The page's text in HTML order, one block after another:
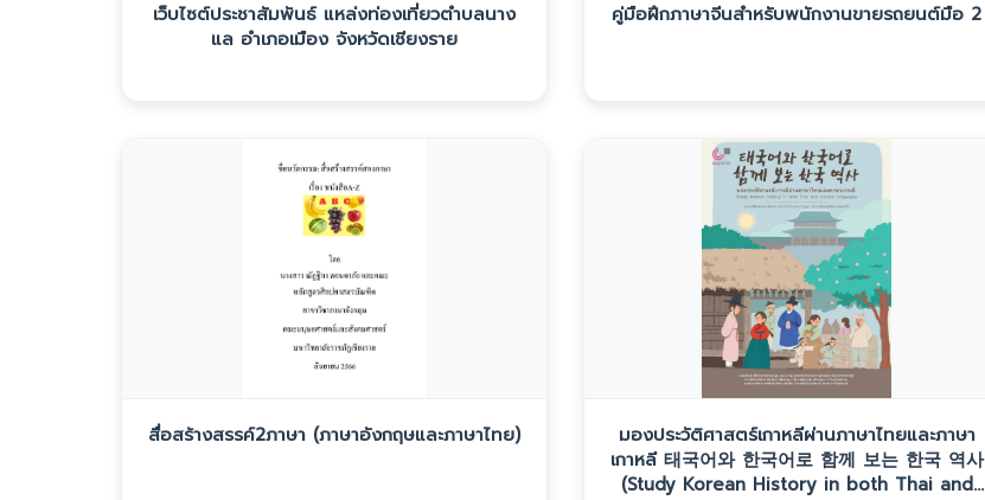
เว็บไซต์ประชาสัมพันธ์ แหล่งท่องเที่ยวตำบลนาง
แล อำเภอเมือง จังหวัดเชียงราย
คู่มือฝึกภาษาจีนสำหรับพนักงานขายรถยนต์มือ 2
สื่อสร้างสรรค์2ภาษา (ภาษาอังกฤษและภาษาไทย)
มองประวัติศาสตร์เกาหลีผ่านภาษาไทยและภาษา
เกาหลี 태국어와 한국어로 함께 보는 한국 역사
(Study Korean History in both Thai and